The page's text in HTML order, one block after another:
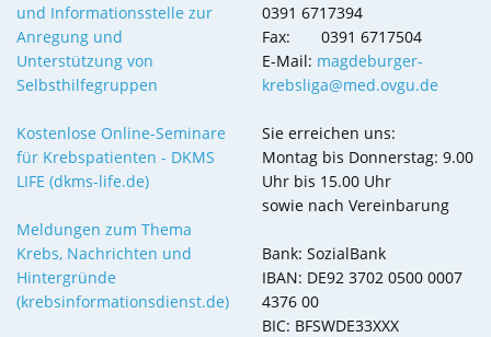
und Informationsstelle zur
Anregung und
Unterstützung von
Selbsthilfegruppen
Kostenlose Online-Seminare
für Krebspatienten - DKMS
LIFE (dkms-life.de)
Meldungen zum Thema
Krebs, Nachrichten und
Hintergründe
(krebsinformationsdienst.de)
0391 6717394
Fax: 0391 6717504
E-Mail: magdeburger-
krebsliga@med.ovgu.de
Sie erreichen uns:
Montag bis Donnerstag: 9.00
Uhr bis 15.00 Uhr
sowie nach Vereinbarung
Bank: SozialBank
IBAN: DE92 3702 0500 0007
4376 00
BIC: BFSWDE33XXX